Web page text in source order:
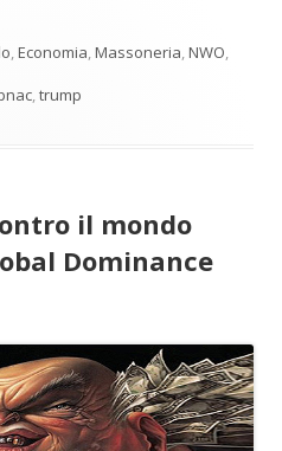
,Economia,Massoneria,NWO,
,trump
il mondo
Dominance